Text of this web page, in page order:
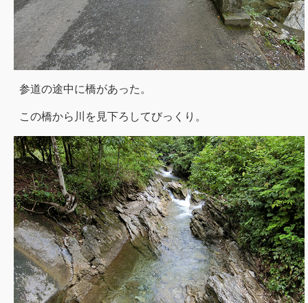
参道の途中に橋があった。
この橋から川を見下ろしてびっくり。